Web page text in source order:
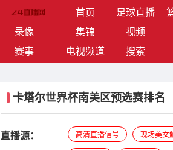
首页(current)足球直播
录像
集锦 视频
赛事
电视频道 搜索
卡塔尔世界杯南美区预选赛排名
直播源： 高清直播信号 现场美女